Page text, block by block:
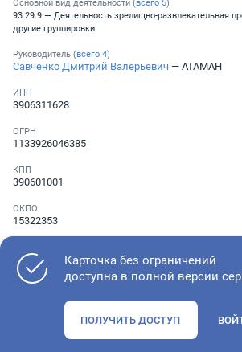
Основной вид деятельности (всего 5)
93.29.9 — Деятельность зрелищно-развлекательная
другие группировки
Руководитель (всего 4)
Савченко Дмитрий Валерьевич — АТАМАН
ИНН
3906311628
ОГРН
1133926046385
КПП
390601001
ОКПО
15322353
░ ░░░ ░░░░░░░
Как оценить состояние компании
Карточка без ограничений
доступна в полной версии
ПОЛУЧИТЬ ДОСТУП